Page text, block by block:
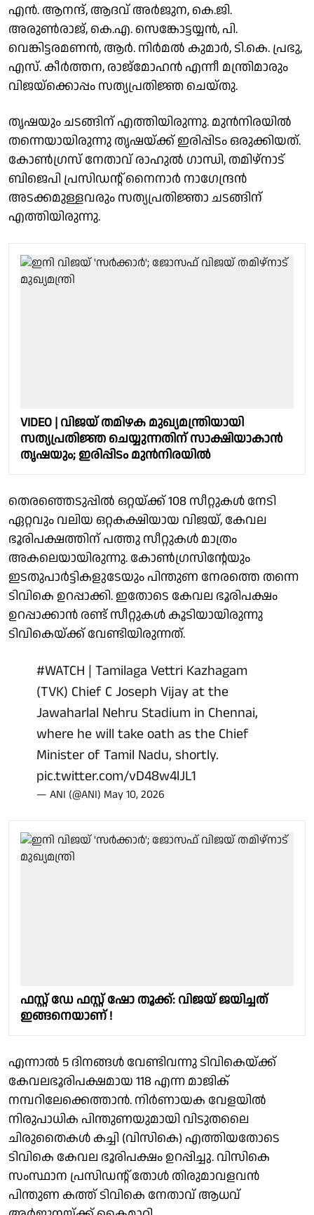
എന്‍. ആനന്ദ്, ആദവ് അര്‍ജുന, കെ.ജി.
അരുണ്‍രാജ്, കെ.എ. സെങ്കോട്ടയ്യന്‍, പി.
വെങ്കിട്ടരമണന്‍, ആര്‍. നിര്‍മല്‍ കുമാര്‍, ടി.കെ. പ്രഭു,
എസ്. കീര്‍ത്തന, രാജ്‌മോഹൻ എന്നീ മന്ത്രിമാരും
വിജയ്‌ക്കൊപ്പം സത്യപ്രതിജ്ഞ ചെയ്തു.
തൃഷയും ചടങ്ങിന് എത്തിയിരുന്നു. മുന്‍നിരയില്‍
തന്നെയായിരുന്നു തൃഷയ്ക്ക് ഇരിപ്പിടം ഒരുക്കിയത്.
കോണ്‍ഗ്രസ് നേതാവ് രാഹുല്‍ ഗാന്ധി, തമിഴ്‌നാട്
ബിജെപി പ്രസിഡന്റ് നൈനാര്‍ നാഗേന്ദ്രന്‍
അടക്കമുള്ളവരും സത്യപ്രതിജ്ഞാ ചടങ്ങിന്
എത്തിയിരുന്നു.
VIDEO | വിജയ് തമിഴക മുഖ്യമന്ത്രിയായി
സത്യപ്രതിജ്ഞ ചെയ്യുന്നതിന് സാക്ഷിയാകാൻ
തൃഷയും; ഇരിപ്പിടം മുന്‍നിരയില്‍
തെരഞ്ഞെടുപ്പില്‍ ഒറ്റയ്ക്ക് 108 സീറ്റുകള്‍ നേടി
ഏറ്റവും വലിയ ഒറ്റകക്ഷിയായ വിജയ്, കേവല
ഭൂരിപക്ഷത്തിന് പത്തു സീറ്റുകള്‍ മാത്രം
അകലെയായിരുന്നു. കോണ്‍ഗ്രസിന്റേയും
ഇടതുപാര്‍ട്ടികളുടേയും പിന്തുണ നേരത്തെ തന്നെ
ടിവികെ ഉറപ്പാക്കി. ഇതോടെ കേവല ഭൂരിപക്ഷം
ഉറപ്പാക്കാന്‍ രണ്ട് സീറ്റുകള്‍ കൂടിയായിരുന്നു
ടിവികെയ്ക്ക് വേണ്ടിയിരുന്നത്.
#WATCH | Tamilaga Vettri Kazhagam
(TVK) Chief C Joseph Vijay at the
Jawaharlal Nehru Stadium in Chennai,
where he will take oath as the Chief
Minister of Tamil Nadu, shortly.
pic.twitter.com/vD48w4lJL1
— ANI (@ANI) May 10, 2026
ഫസ്റ്റ് ഡേ ഫസ്റ്റ് ഷോ തൂക്ക്: വിജയ് ജയിച്ചത്
ഇങ്ങനെയാണ് !
എന്നാല്‍ 5 ദിനങ്ങള്‍ വേണ്ടിവന്നു ടിവികെയ്ക്ക്
കേവലഭൂരിപക്ഷമായ 118 എന്ന മാജിക്
നമ്പറിലേക്കെത്താന്‍. നിര്‍ണായക വേളയില്‍
നിരുപാധിക പിന്തുണയുമായി വിടുതലൈ
ചിരുതൈകള്‍ കച്ചി (വിസികെ) എത്തിയതോടെ
ടിവികെ കേവല ഭൂരിപക്ഷം ഉറപ്പിച്ചു. വിസികെ
സംസ്ഥാന പ്രസിഡന്റ് തോള്‍ തിരുമാവളവന്‍
പിന്തുണ കത്ത് ടിവികെ നേതാവ് ആധവ്